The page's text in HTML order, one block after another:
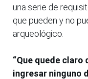
una serie de
que pueden y no
arqueológico.
“Que quede claro
ingresar ninguno